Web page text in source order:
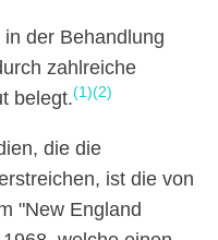
der Behandlung
zahlreiche
belegt.(1)(2)
die die
ist die von
"New England